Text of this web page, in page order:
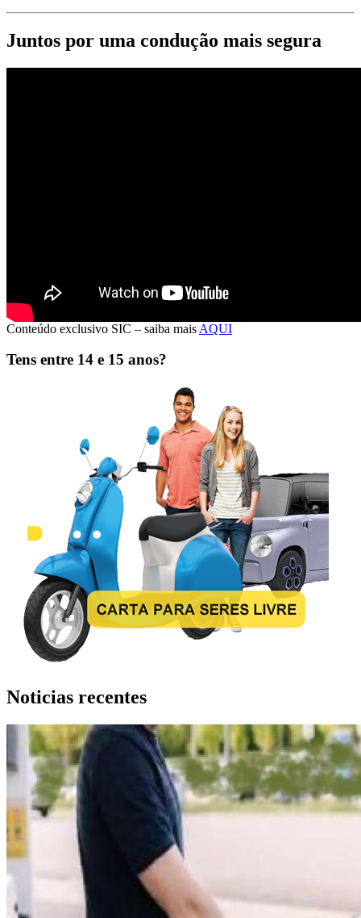
Juntos por uma condução mais segura
Conteúdo exclusivo SIC – saiba mais AQUI
Tens entre 14 e 15 anos?
Noticias recentes